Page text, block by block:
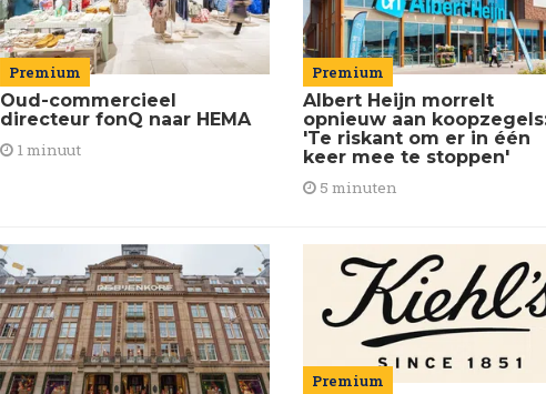
Premium
Oud-commercieel
directeur fonQ naar HEMA
1 minuut
Premium
Albert Heijn morrelt
opnieuw aan
'Te riskant om er in één
keer mee te stoppen'
5 minuten
Premium